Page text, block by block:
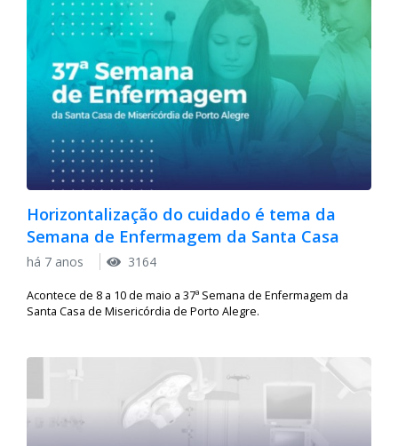
Horizontalização do cuidado é tema da
Semana de Enfermagem da Santa Casa
há 7 anos 3164
Acontece de 8 a 10 de maio a 37ª Semana de Enfermagem da
Santa Casa de Misericórdia de Porto Alegre.